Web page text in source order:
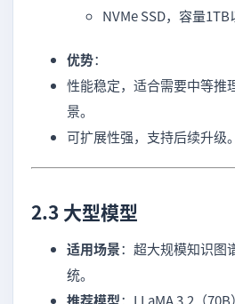
NVMe SSD，容量1TB
优势：
性能稳定，适合需要中等推
景。
可扩展性强，支持后续升级。
2.3 大型模型
适用场景：超大规模知识图
统。
推荐模型：LLaMA 3.2（